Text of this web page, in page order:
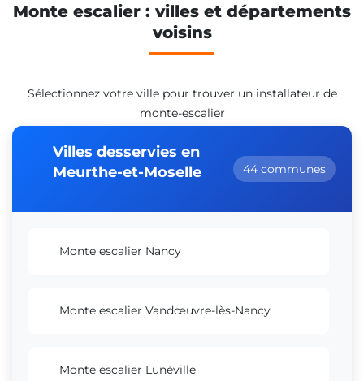
Monte escalier : villes et départements
voisins
Sélectionnez votre ville pour trouver un installateur de
monte-escalier
Villes desservies en
Meurthe-et-Moselle
44 communes
Monte escalier Nancy
Monte escalier Vandœuvre-lès-Nancy
Monte escalier Lunéville